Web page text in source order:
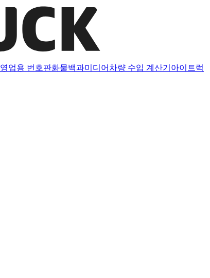
영업용 번호판화물백과미디어 차량 수입 계산기 아이트럭